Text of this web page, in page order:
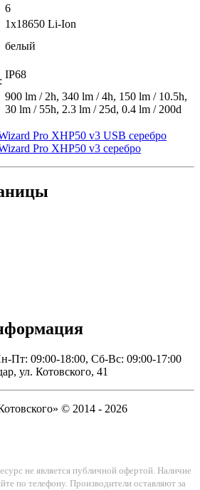
6
1х18650 Li-Ion
белый
IP68
900 lm / 2h, 340 lm / 4h, 150 lm / 10.5h,
30 lm / 55h, 2.3 lm / 25d, 0.4 lm / 200d
Pro XHP50 v3 USB серебро
Pro XHP50 v3 серебро
Пт: 09:00-18:00, Сб-Вс: 09:00-17:00
ул. Котовского, 41
© 2014 - 2026
не является публичной офертой. Наличие
по телефону. Производители оставляют за